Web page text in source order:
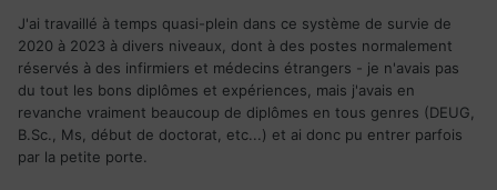
J'ai pas mal voyagé et j ai rarement vu des personnes aussi
fermées et hypocrites et jalouse et qui médisent dès que tu
as le dos tourné.
Je regrette vraiment d être venu dans cette province , je ne
souhaite que partir d'ici le plus rapidement possible.
Dans cette province on marche sur la tête, je suis allée
même travailler dans des provinces comme la Mauricie ou
J'ai travaillé à temps quasi-plein dans ce système de survie de
2020 à 2023 à divers niveaux, dont à des postes normalement
réservés à des infirmiers et médecins étrangers - je n'avais pas
du tout les bons diplômes et expériences, mais j'avais en
revanche vraiment beaucoup de diplômes en tous genres (DEUG,
B.Sc., Ms, début de doctorat, etc...) et ai donc pu entrer parfois
par la petite porte.